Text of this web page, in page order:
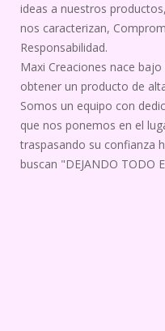
ideas a nuestros
nos caracterizan,
Responsabilidad.
Maxi Creaciones nace
obtener un producto de
Somos un equipo con
que nos ponemos en el
traspasando su confianza
buscan "DEJANDO TODO